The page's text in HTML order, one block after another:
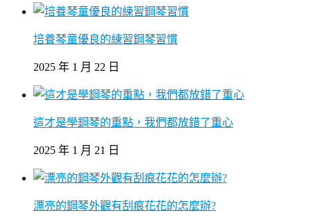
培養琴童優良的練習鋼琴習慣
2025 年 1 月 22 日
這才是學鋼琴的重點，我們都放錯了重心
2025 年 1 月 21 日
漂亮的鋼琴外觀有刮痕花花的怎麼辦?